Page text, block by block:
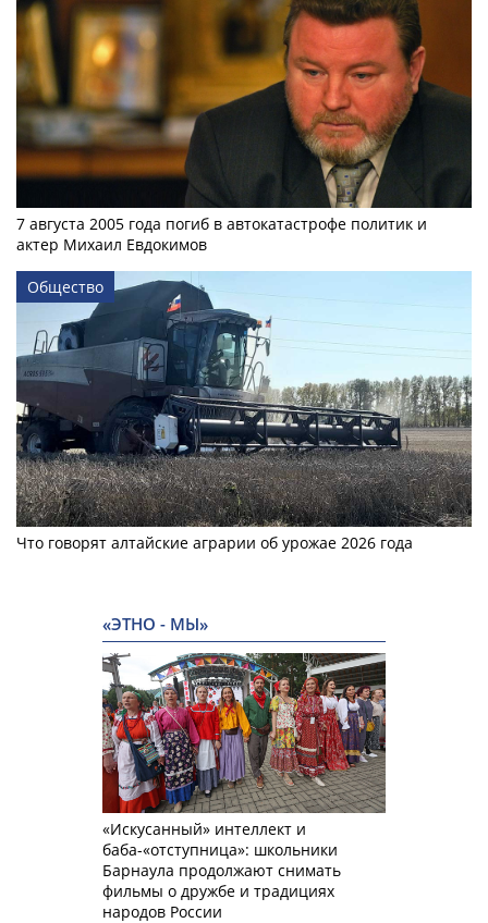
7 августа 2005 года погиб в автокатастрофе политик и
актер Михаил Евдокимов
Общество
Что говорят алтайские аграрии об урожае 2026 года
«ЭТНО - МЫ»
«Искусанный» интеллект и
баба-«отступница»: школьники
Барнаула продолжают снимать
фильмы о дружбе и традициях
народов России